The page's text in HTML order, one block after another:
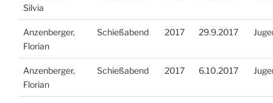
Silvia
Anzenberger,
Florian
Schießabend 2017 29.9.2017
Anzenberger,
Florian
Schießabend 2017 6.10.2017